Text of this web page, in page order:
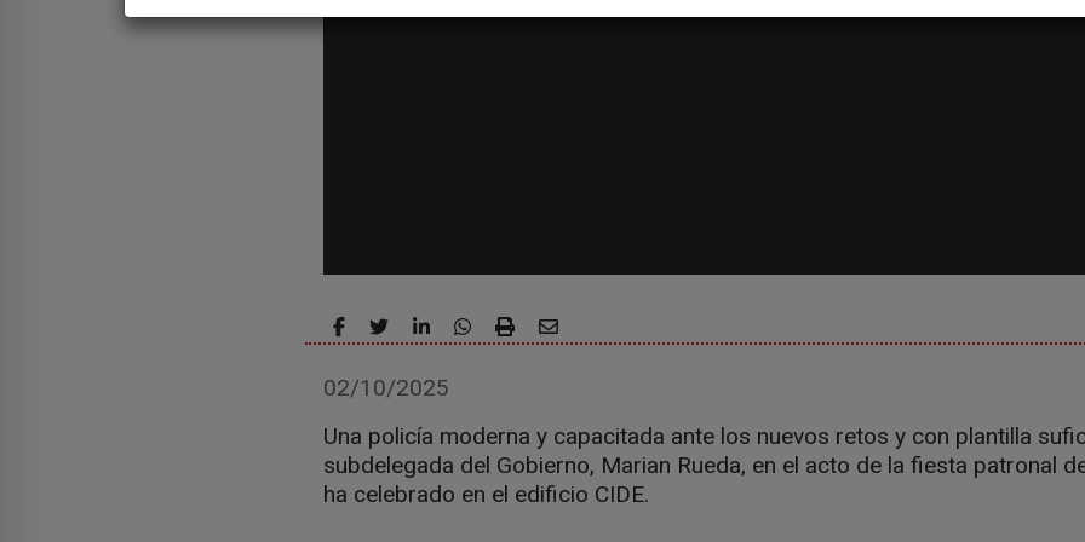
02/10/2025
Una policía moderna y capacitada ante los nuevos retos y con plantilla
subdelegada del Gobierno, Marian Rueda, en el acto de la fiesta patronal
ha celebrado en el edificio CIDE.